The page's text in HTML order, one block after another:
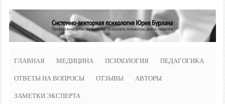
ГЛАВНАЯ МЕДИЦИНА ПСИХОЛОГИЯ ПЕДАГОГИКА
ОТВЕТЫ НА ВОПРОСЫ ОТЗЫВЫ АВТОРЫ
ЗАМЕТКИ ЭКСПЕРТА